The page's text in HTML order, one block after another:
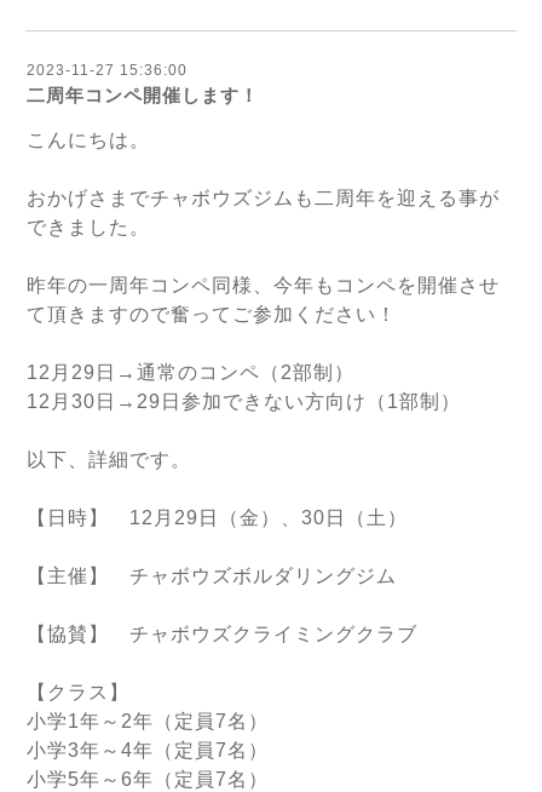
2023-11-27 15:36:00
二周年コンペ開催します！
こんにちは。
おかげさまでチャボウズジムも二周年を迎える事が
できました。
昨年の一周年コンペ同様、今年もコンペを開催させ
て頂きますので奮ってご参加ください！
12月29日→通常のコンペ（2部制）
12月30日→29日参加できない方向け（1部制）
以下、詳細です。
【日時】 12月29日（金）、30日（土）
【主催】 チャボウズボルダリングジム
【協賛】 チャボウズクライミングクラブ
【クラス】
小学1年～2年（定員7名）
小学3年～4年（定員7名）
小学5年～6年（定員7名）